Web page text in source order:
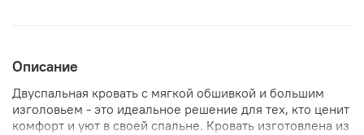
Описание
Двуспальная кровать с мягкой обшивкой и большим
изголовьем - это идеальное решение для тех, кто ценит
комфорт и уют в своей спальне. Кровать изготовлена из